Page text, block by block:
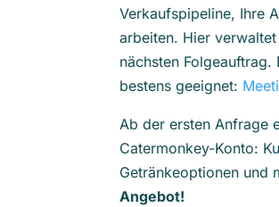
Verkaufspipeline, Ihre
arbeiten. Hier
nächsten
bestens geeignet:
Ab der ersten Anfrage
Catermonkey-Konto:
Getränkeoptionen und
Angebot!